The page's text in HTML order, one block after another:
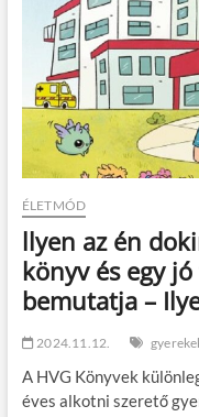
ÉLETMÓD
llyen az én
könyv és egy
bemutatja –
2024.11.12.
A HVG Könyvek
éves alkotni szerető